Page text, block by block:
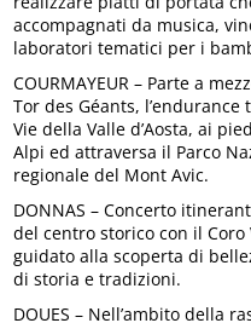
accompagnati da musica,
laboratori tematici per i
COURMAYEUR – Parte a
Tor des Géants,
Vie della Valle d’Aosta, ai
Alpi ed attraversa il Parco
regionale del Mont Avic.
DONNAS – Concerto
del centro storico con il Coro
guidato alla scoperta di
di storia e tradizioni.
DOUES – Nell’ambito della